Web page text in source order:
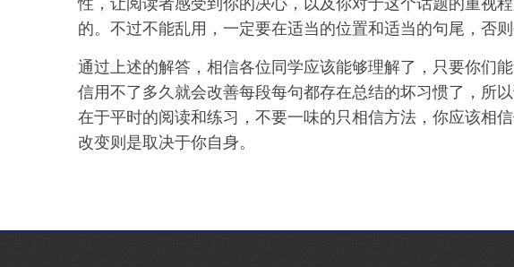
的。不过不能乱用，一定要在适当的位置和适当的句尾，否则
通过上述的解答，相信各位同学应该能够理解了，只要你们
信用不了多久就会改善每段每句都存在总结的坏习惯了，所
在于平时的阅读和练习，不要一味的只相信方法，你应该相
改变则是取决于你自身。